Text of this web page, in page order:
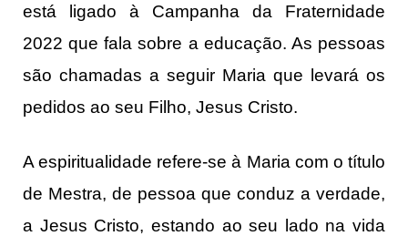
está ligado à Campanha da Fraternidade
2022 que fala sobre a educação. As pessoas
são chamadas a seguir Maria que levará os
pedidos ao seu Filho, Jesus Cristo.
A espiritualidade refere-se à Maria com o título
de Mestra, de pessoa que conduz a verdade,
a Jesus Cristo, estando ao seu lado na vida